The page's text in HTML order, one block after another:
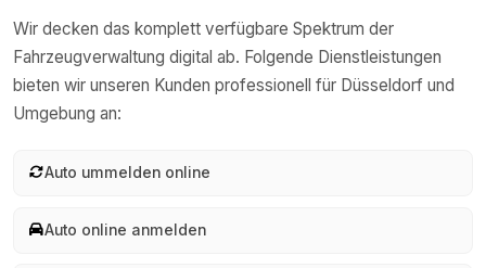
Wir decken das komplett verfügbare Spektrum der
Fahrzeugverwaltung digital ab. Folgende Dienstleistungen
bieten wir unseren Kunden professionell für Düsseldorf und
Umgebung an:
Auto ummelden online
Auto online anmelden